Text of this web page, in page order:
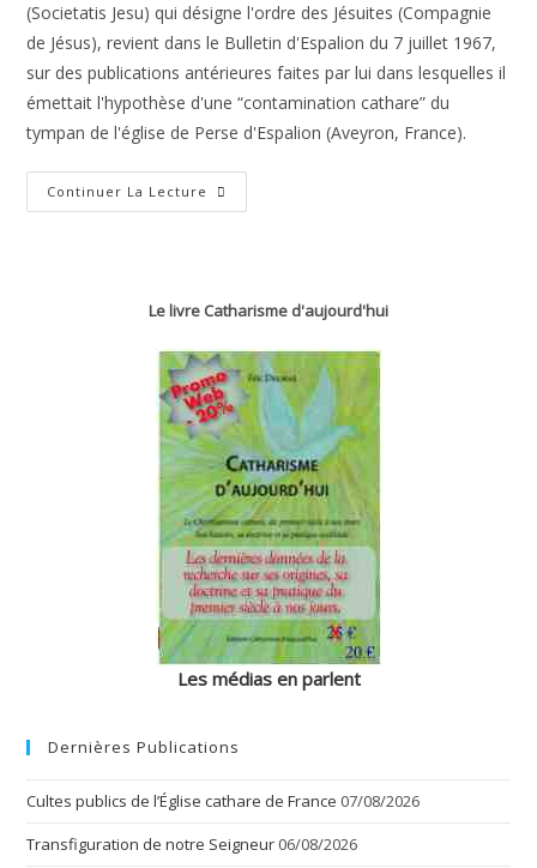
(Societatis Jesu) qui désigne l'ordre des Jésuites (Compagnie
de Jésus), revient dans le Bulletin d'Espalion du 7 juillet 1967,
sur des publications antérieures faites par lui dans lesquelles il
émettait l'hypothèse d'une “contamination cathare” du
tympan de l'église de Perse d'Espalion (Aveyron, France).
Continuer La Lecture Le
Tympan
Le livre Catharisme d'aujourd'hui
Les médias en parlent
Dernières Publications
Cultes publics de l’Église cathare de France 07/08/2026
Transfiguration de notre Seigneur 06/08/2026